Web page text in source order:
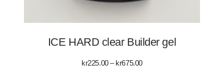
ICE HARD clear Builder gel
kr225.00 – kr675.00Prisintervall: